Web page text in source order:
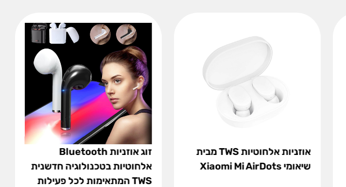
אוזניות אלחוטיות TWS מבית
שיאומי Xiaomi Mi AirDots
זוג אוזניות Bluetooth
אלחוטיות בטכנולוגיה חדשנית
TWS המתאימות לכל פעילות